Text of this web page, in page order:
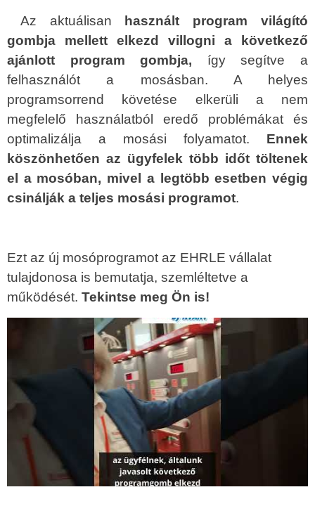
Az aktuálisan használt program
világító
gombja mellett elkezd villogni a következő
ajánlott program gombja, így segítve a
felhasználót a mosásban. A helyes
programsorrend követése elkerüli a nem
megfelelő használatból eredő problémákat és
optimalizálja a mosási folyamatot. Ennek
köszönhetően az ügyfelek több időt töltenek
el a mosóban, mivel a legtöbb esetben végig
csinálják a teljes mosási programot.
Ezt az új mosóprogramot az EHRLE vállalat
tulajdonosa is bemutatja, szemléltetve a
működését. Tekintse meg Ön is!